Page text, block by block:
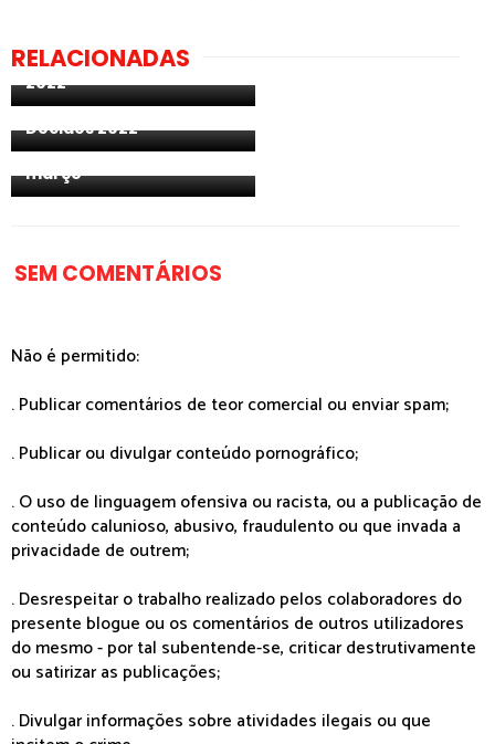
RELACIONADAS
eliminatória do Eesti Laul
2022
Austrália: revelados mais
3 artistas do Australia
Decides 2022
Roménia: país escolhe
para o ESC 2022 a 5 de
março
SEM COMENTÁRIOS
Não é permitido:
. Publicar comentários de teor comercial ou enviar spam;
. Publicar ou divulgar conteúdo pornográfico;
. O uso de linguagem ofensiva ou racista, ou a publicação de
conteúdo calunioso, abusivo, fraudulento ou que invada a
privacidade de outrem;
. Desrespeitar o trabalho realizado pelos colaboradores do
presente blogue ou os comentários de outros utilizadores
do mesmo - por tal subentende-se, criticar destrutivamente
ou satirizar as publicações;
. Divulgar informações sobre atividades ilegais ou que